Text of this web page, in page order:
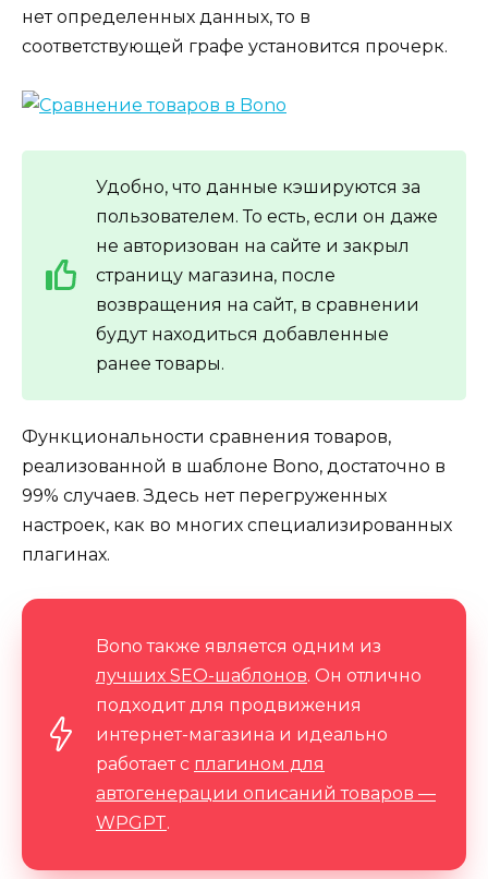
нет определенных данных, то в
соответствующей графе установится прочерк.
Удобно, что данные кэшируются за
пользователем. То есть, если он даже
не авторизован на сайте и закрыл
страницу магазина, после
возвращения на сайт, в сравнении
будут находиться добавленные
ранее товары.
Функциональности сравнения товаров,
реализованной в шаблоне Bono, достаточно в
99% случаев. Здесь нет перегруженных
настроек, как во многих специализированных
плагинах.
Bono также является одним из
лучших SEO-шаблонов. Он отлично
подходит для продвижения
интернет-магазина и идеально
работает с плагином для
автогенерации описаний товаров —
WPGPT.